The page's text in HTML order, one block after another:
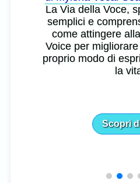
La Via della Voce,
semplici e
come attingere
Voice per
proprio modo di
la
Scopri